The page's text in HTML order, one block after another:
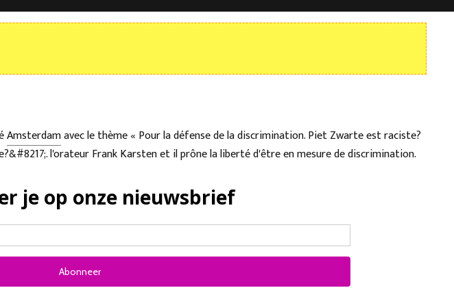
Amsterdamavec le thème « Pour la défense de la discrimination. Piet Zwarte est raciste?
l'orateurFrank Karstenet il prône la liberté d'être en mesure de discrimination.